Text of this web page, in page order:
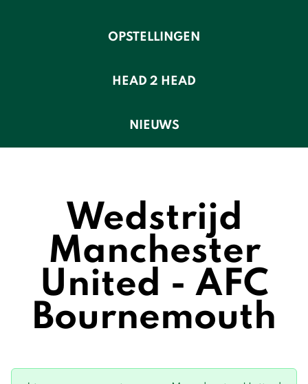
OPSTELLINGEN
HEAD 2 HEAD
NIEUWS
Wedstrijd
Manchester
United - AFC
Bournemouth